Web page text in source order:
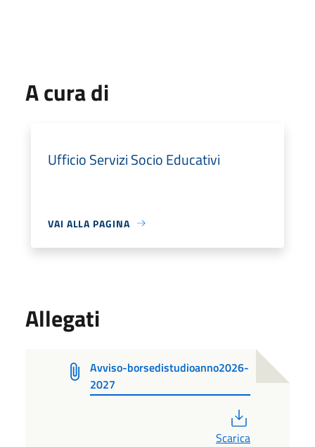
A cura di
Ufficio Servizi Socio Educativi
VAI ALLA PAGINA
Allegati
Avviso-borsedistudioanno2026-
2027
Scarica